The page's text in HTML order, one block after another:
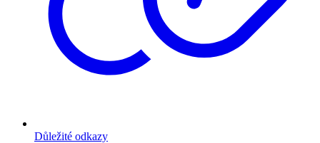
Důležité odkazy